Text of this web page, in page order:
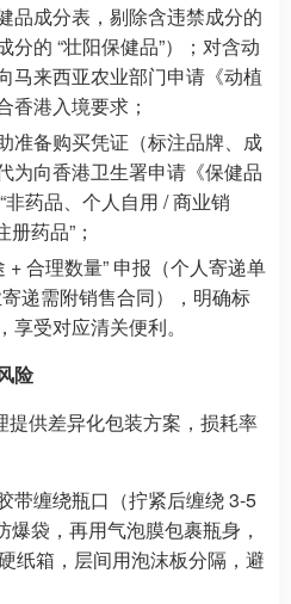
品成分表，剔除含违禁成分的
分的 “壮阳保健品”）；对含动
马来西亚农业部门申请《动植
香港入境要求；
准备购买凭证（标注品牌、成
为向香港卫生署申请《保健品
药品、个人自用 / 商业销
药品”；
+ 合理数量” 申报（个人寄递单
递需附销售合同），明确标
享受对应清关便利。
险
供差异化包装方案，损耗率
带缠绕瓶口（拧紧后缠绕 3-5
爆袋，再用气泡膜包裹瓶身，
纸箱，层间用泡沫板分隔，避